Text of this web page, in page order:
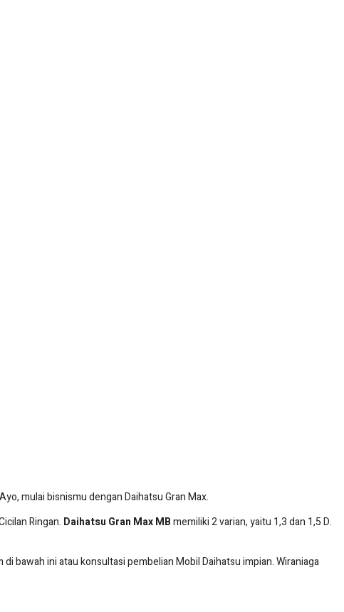
mulai bisnismu dengan Daihatsu Gran Max.
Ringan. Daihatsu Gran Max MBmemiliki 2 varian, yaitu 1,3 dan 1,5 D.
di bawah ini atau konsultasi pembelian Mobil Daihatsu impian. Wiraniaga